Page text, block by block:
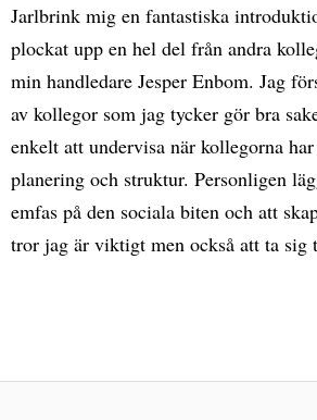
Jarlbrink mig en fantastiska
plockat upp en hel del från andra
min handledare Jesper Enbom. Jag
av kollegor som jag tycker gör bra
enkelt att undervisa när kollegorna
planering och struktur. Personligen
emfas på den sociala biten och att
tror jag är viktigt men också att ta